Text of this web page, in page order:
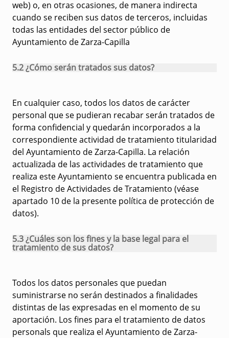
web) o, en otras ocasiones, de manera indirecta
cuando se reciben sus datos de terceros, incluidas
todas las entidades del sector público de
Ayuntamiento de Zarza-Capilla
5.2 ¿Cómo serán tratados sus datos?
En cualquier caso, todos los datos de carácter
personal que se pudieran recabar serán tratados de
forma confidencial y quedarán incorporados a la
correspondiente actividad de tratamiento titularidad
del Ayuntamiento de Zarza-Capilla. La relación
actualizada de las actividades de tratamiento que
realiza este Ayuntamiento se encuentra publicada en
el Registro de Actividades de Tratamiento (véase
apartado 10 de la presente política de protección de
datos).
5.3 ¿Cuáles son los fines y la base legal para el
tratamiento de sus datos?
Todos los datos personales que puedan
suministrarse no serán destinados a finalidades
distintas de las expresadas en el momento de su
aportación. Los fines para el tratamiento de datos
personals que realiza el Ayuntamiento de Zarza-